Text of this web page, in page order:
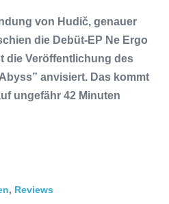
von Hudič, genauer
die Debüt-EP Ne Ergo
die Veröffentlichung des
anvisiert. Das kommt
ungefähr 42 Minuten
, Reviews